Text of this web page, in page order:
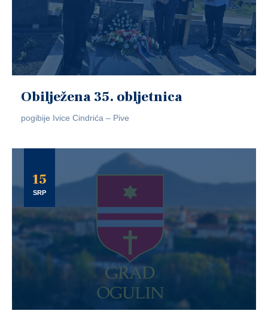
Obilježena 35. obljetnica
pogibije Ivice Cindrića – Pive
15
SRP